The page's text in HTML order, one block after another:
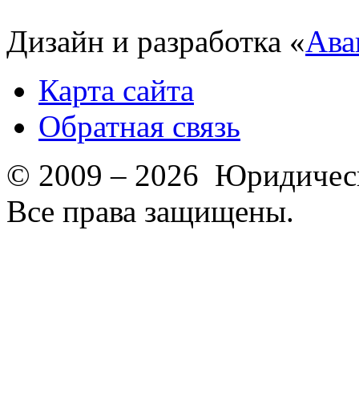
Дизайн и разработка «
Карта сайта
Обратная связь
© 2009 – 2026
Все права защищены.